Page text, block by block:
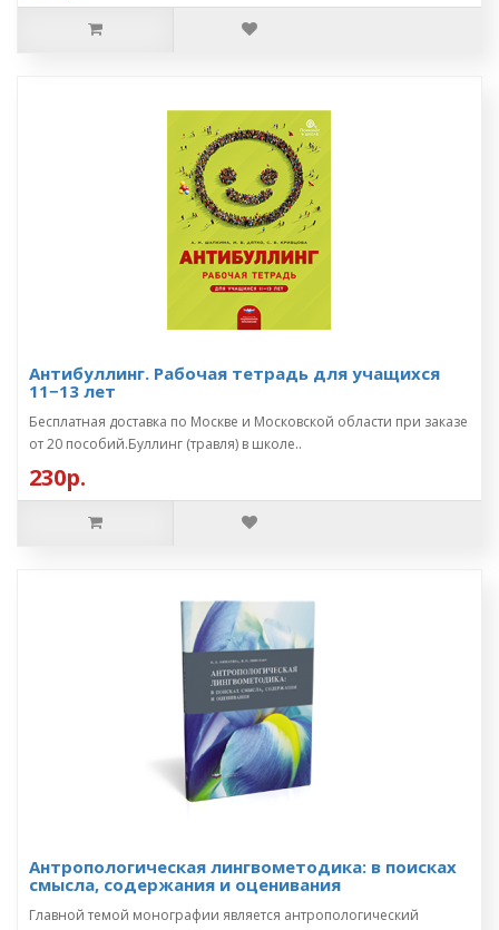
Антибуллинг. Рабочая тетрадь для учащихся
11−13 лет
Бесплатная доставка по Москве и Московской области при заказе
от 20 пособий.Буллинг (травля) в школе..
230р.
Антропологическая лингвометодика: в поисках
смысла, содержания и оценивания
Главной темой монографии является антропологический